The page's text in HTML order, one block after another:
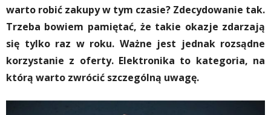
warto robić zakupy w tym czasie? Zdecydowanie tak.
Trzeba bowiem pamiętać, że takie okazje zdarzają
się tylko raz w roku. Ważne jest jednak rozsądne
korzystanie z oferty. Elektronika to kategoria, na
którą warto zwrócić szczególną uwagę.